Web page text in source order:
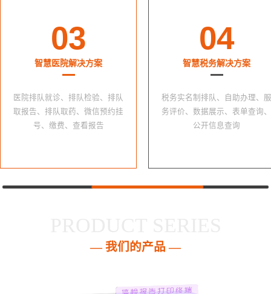
03
智慧医院解决方案
医院排队就诊、排队检验、排队
取报告、排队取药、微信预约挂
号、缴费、查看报告
04
智慧税务解决方案
税务实名制排队、自助办理、服
务评价、数据展示、表单查询、
公开信息查询
— 我们的产品 —